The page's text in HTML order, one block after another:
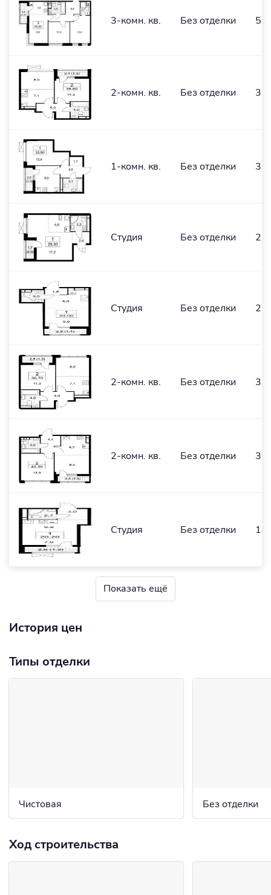
3-комн. кв. Без отделки
2-комн. кв. Без отделки
1-комн. кв. Без отделки
Студия Без отделки
Студия Без отделки
2-комн. кв. Без отделки
2-комн. кв. Без отделки 39
Студия Без отделки
Показать ещё
История цен
Типы отделки
Чистовая Без отделки
Ход строительства